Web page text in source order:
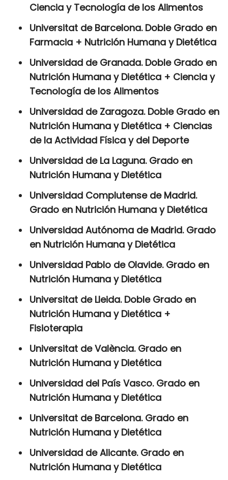
Ciencia y Tecnología de los Alimentos
Universitat de Barcelona. Doble Grado en
Farmacia + Nutrición Humana y Dietética
Universidad de Granada. Doble Grado en
Nutrición Humana y Dietética + Ciencia y
Tecnología de los Alimentos
Universidad de Zaragoza. Doble Grado en
Nutrición Humana y Dietética + Ciencias
de la Actividad Física y del Deporte
Universidad de La Laguna. Grado en
Nutrición Humana y Dietética
Universidad Complutense de Madrid.
Grado en Nutrición Humana y Dietética
Universidad Autónoma de Madrid. Grado
en Nutrición Humana y Dietética
Universidad Pablo de Olavide. Grado en
Nutrición Humana y Dietética
Universitat de Lleida. Doble Grado en
Nutrición Humana y Dietética +
Fisioterapia
Universitat de València. Grado en
Nutrición Humana y Dietética
Universidad del País Vasco. Grado en
Nutrición Humana y Dietética
Universitat de Barcelona. Grado en
Nutrición Humana y Dietética
Universidad de Alicante. Grado en
Nutrición Humana y Dietética